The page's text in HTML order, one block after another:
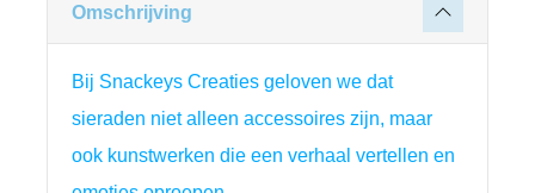
Omschrijving
Bij Snackeys Creaties geloven we dat
sieraden niet alleen accessoires zijn, maar
ook kunstwerken die een verhaal vertellen en